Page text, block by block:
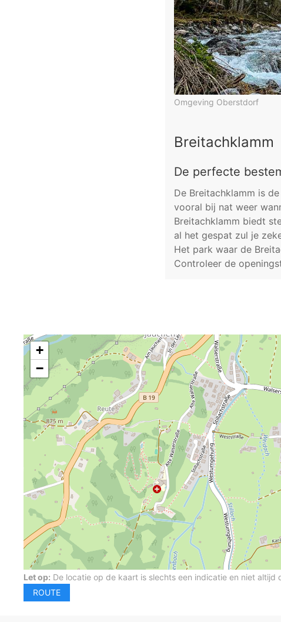
Omgeving Oberstdorf
Breitachklamm
De perfecte
De Breitachklamm is
vooral bij nat weer
Breitachklamm biedt
al het gespat zul je
Het park waar de
Controleer de
+
−
Let op: De locatie op de kaart is slechts een indicatie en niet